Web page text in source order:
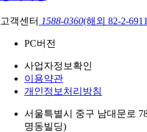
고객센터 1588-0360(해외 82-2-
PC버전
사업자정보확인
이용약관
개인정보처리방침
서울특별시 중구 남대문로
명동빌딩)